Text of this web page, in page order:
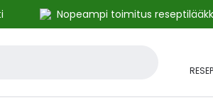
Nopeampi toimitus